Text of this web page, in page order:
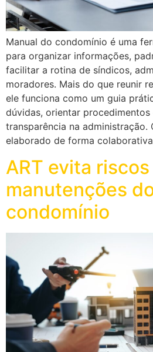
Manual do condomínio é uma
para organizar informações,
facilitar a rotina de síndicos,
moradores. Mais do que reunir
ele funciona como um guia
dúvidas, orientar
transparência na administração.
elaborado de forma
ART evita
manutenções
condomínio